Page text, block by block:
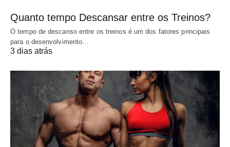
Quanto tempo Descansar entre os Treinos?
O tempo de descanso entre os treinos é um dos fatores principais
para o desenvolvimento…
3 dias atrás